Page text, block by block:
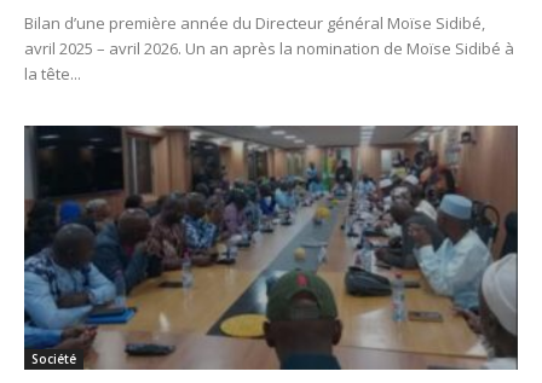
Bilan d’une première année du Directeur général Moïse Sidibé,
avril 2025 – avril 2026. Un an après la nomination de Moïse Sidibé à
la tête...
Société